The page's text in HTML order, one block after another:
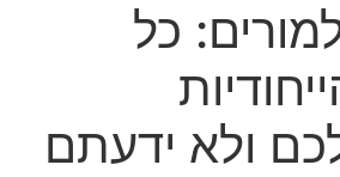
כל
ולא ידעתם